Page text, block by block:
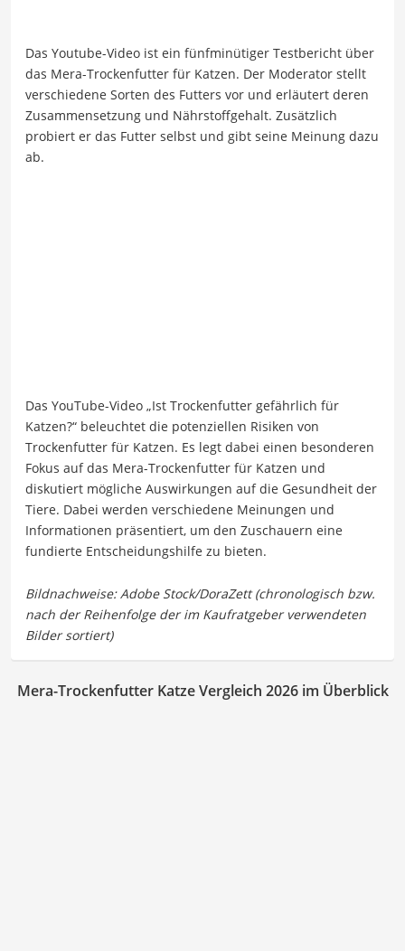
Das Youtube-Video ist ein fünfminütiger Testbericht über
das Mera-Trockenfutter für Katzen. Der Moderator stellt
verschiedene Sorten des Futters vor und erläutert deren
Zusammensetzung und Nährstoffgehalt. Zusätzlich
probiert er das Futter selbst und gibt seine Meinung dazu
ab.
Das YouTube-Video „Ist Trockenfutter gefährlich für
Katzen?“ beleuchtet die potenziellen Risiken von
Trockenfutter für Katzen. Es legt dabei einen besonderen
Fokus auf das Mera-Trockenfutter für Katzen und
diskutiert mögliche Auswirkungen auf die Gesundheit der
Tiere. Dabei werden verschiedene Meinungen und
Informationen präsentiert, um den Zuschauern eine
fundierte Entscheidungshilfe zu bieten.
Mera-Trockenfutter Katze Vergleich 2026 im Überblick